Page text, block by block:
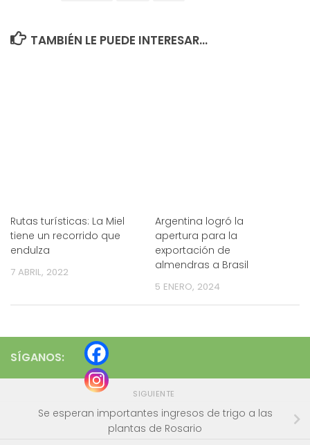
TAMBIÉN LE PUEDE INTERESAR...
Rutas turísticas: La Miel
tiene un recorrido que
endulza
7 ABRIL, 2022
Argentina logró la
apertura para la
exportación de
almendras a Brasil
5 ENERO, 2024
SÍGANOS:
SIGUIENTE
Se esperan importantes ingresos de trigo a las
plantas de Rosario